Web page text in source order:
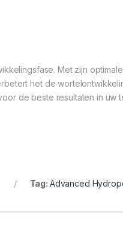
Met zijn
het de
de beste resultaten in uw
Tag: Advanced